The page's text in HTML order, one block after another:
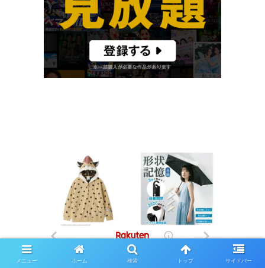
Music
メニュー ホーム 検索 トップ サイドバー